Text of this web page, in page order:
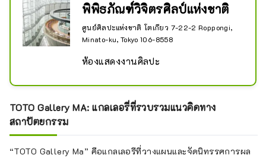
พิพิธภัณฑ์วิจิตรศิลป์แห่งชาติ
ศูนย์ศิลปะแห่งชาติ โตเกียว 7-22-2 Roppongi,
Minato-ku, Tokyo 106-8558
ห้องแสดงงานศิลปะ
TOTO Gallery MA: แกลเลอรี่ที่รวบรวมแนวคิดทาง
สถาปัตยกรรม
“TOTO Gallery Ma” คือแกลเลอรีที่วางแผนและจัดนิทรรศการผล